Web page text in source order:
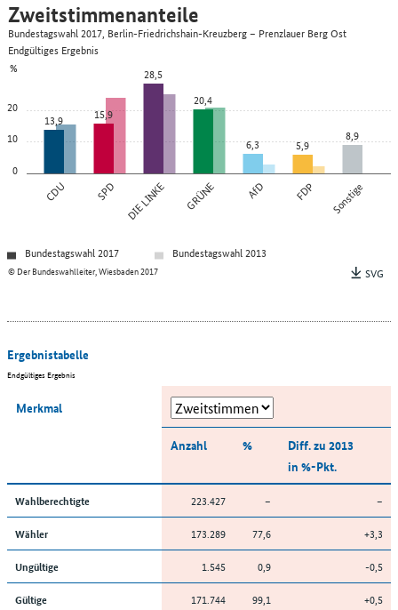
0
10
20
%
CDU SPD DIE LINKE GRÜNE AfD FDP Sonstige
13,9 15,9
28,5
20,4
6,3 5,9
8,9
© Der Bundeswahlleiter, Wiesbaden 2017
Zweitstimmenanteile
Bundestagswahl 2017, Berlin-Friedrichshain-Kreuzberg – Prenzlauer Berg Ost
Endgültiges Ergebnis
Bundestagswahl 2017
Bundestagswahl 2013
SVG
Ergebnistabelle
Endgültiges Ergebnis
Merkmal
Anzahl %
Diff. zu 2013
in %-Pkt.
Wahlberechtigte 223.427 – –
Wähler 173.289 77,6 +3,3
Ungültige 1.545 0,9 -0,5
Gültige 171.744 99,1 +0,5